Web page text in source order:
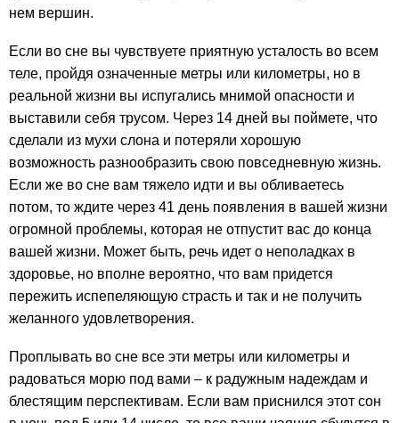
нем вершин.
Если во сне вы чувствуете приятную усталость во всем
теле, пройдя означенные метры или километры, но в
реальной жизни вы испугались мнимой опасности и
выставили себя трусом. Через 14 дней вы поймете, что
сделали из мухи слона и потеряли хорошую
возможность разнообразить свою повседневную жизнь.
Если же во сне вам тяжело идти и вы обливаетесь
потом, то ждите через 41 день появления в вашей жизни
огромной проблемы, которая не отпустит вас до конца
вашей жизни. Может быть, речь идет о неполадках в
здоровье, но вполне вероятно, что вам придется
пережить испепеляющую страсть и так и не получить
желанного удовлетворения.
Проплывать во сне все эти метры или километры и
радоваться морю под вами – к радужным надеждам и
блестящим перспективам. Если вам приснился этот сон